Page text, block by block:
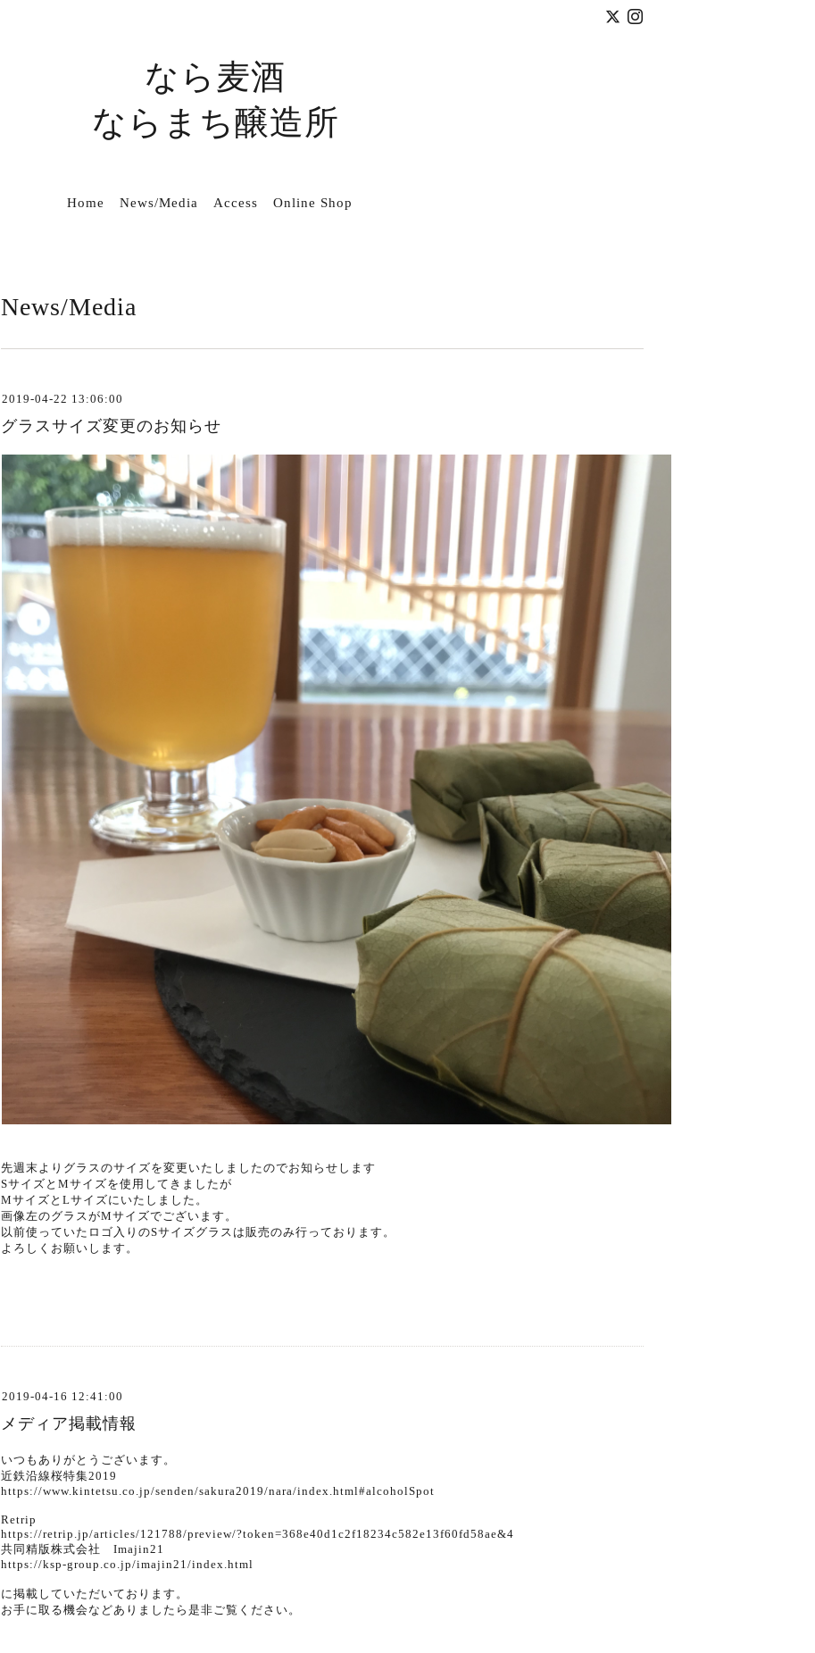
なら麦酒
ならまち醸造所
Home News/Media Access Online Shop
News/Media
2019-04-22 13:06:00
グラスサイズ変更のお知らせ
先週末よりグラスのサイズを変更いたしましたのでお知らせします
SサイズとMサイズを使用してきましたが
MサイズとLサイズにいたしました。
画像左のグラスがMサイズでございます。
以前使っていたロゴ入りのSサイズグラスは販売のみ行っております。
よろしくお願いします。
2019-04-16 12:41:00
メディア掲載情報
いつもありがとうございます。
近鉄沿線桜特集2019
https://www.kintetsu.co.jp/senden/sakura2019/nara/index.html#alcoholSpot
Retrip
https://retrip.jp/articles/121788/preview/?token=368e40d1c2f18234c582e13f60fd58ae&4
共同精版株式会社 Imajin21
https://ksp-group.co.jp/imajin21/index.html
に掲載していただいております。
お手に取る機会などありましたら是非ご覧ください。